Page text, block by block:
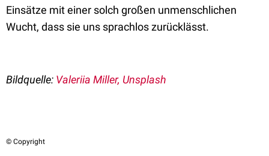
Einsätze mit einer solch großen unmenschlichen
Wucht, dass sie uns sprachlos zurücklässt.
Bildquelle: Valeriia Miller, Unsplash
© Copyright